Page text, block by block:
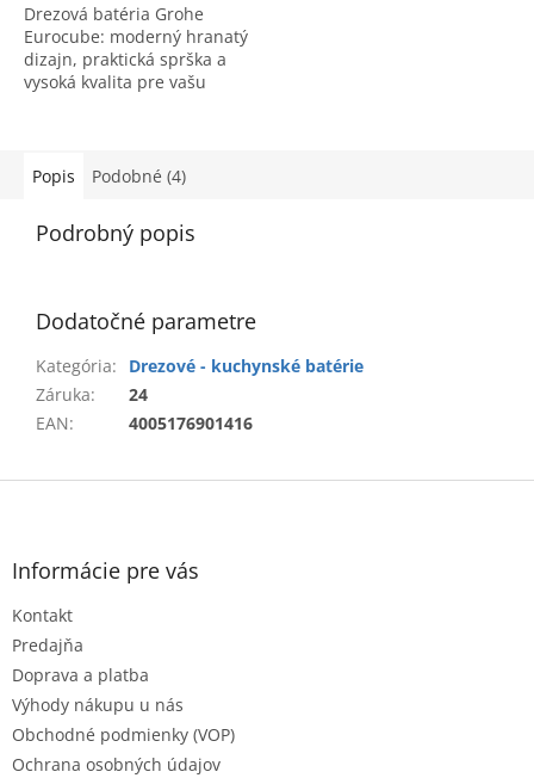
Drezová batéria Grohe
Eurocube: moderný hranatý
dizajn, praktická sprška a
vysoká kvalita pre vašu
Popis Podobné (4)
Podrobný popis
Dodatočné parametre
Kategória:
Drezové - kuchynské batérie
Záruka:
24
EAN: 4005176901416
Z
Informácie pre vás
Kontakt
Predajňa
Doprava a platba
Výhody nákupu u nás
Obchodné podmienky (VOP)
Ochrana osobných údajov